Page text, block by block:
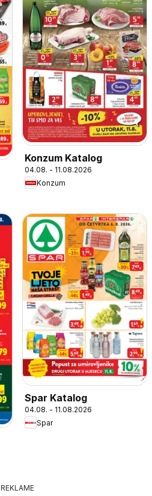
Konzum Katalog
04.08. - 11.08.2026
Konzum
Spar Katalog
04.08. - 11.08.2026
Spar
REKLAME